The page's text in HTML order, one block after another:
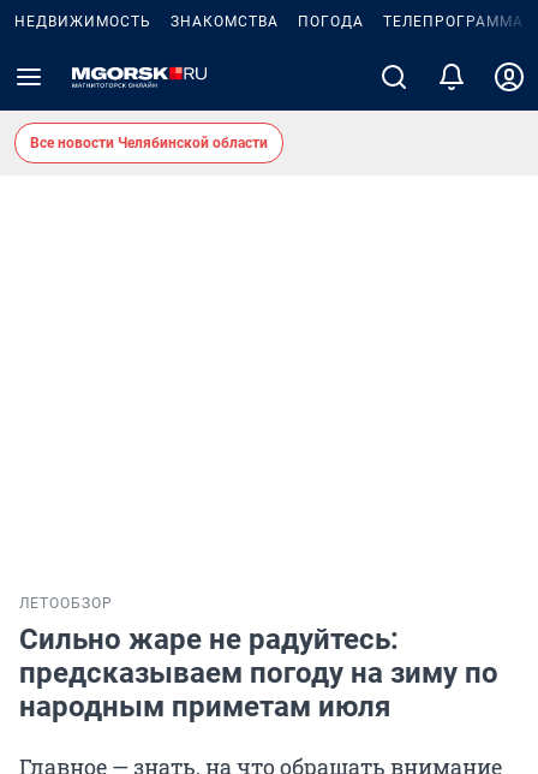
НЕДВИЖИМОСТЬ ЗНАКОМСТВА ПОГОДА ТЕЛЕПРОГРАММА
Все новости Челябинской области
ЛЕТООБЗОР
Сильно жаре не радуйтесь:
предсказываем погоду на зиму по
народным приметам июля
Главное — знать, на что обращать внимание